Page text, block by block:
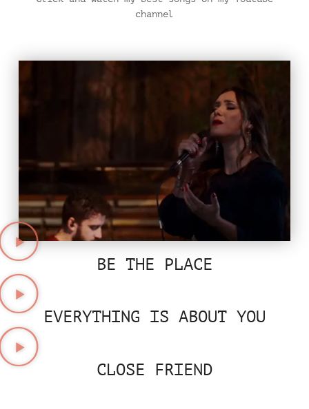
channel
BE THE PLACE
EVERYTHING IS ABOUT YOU
CLOSE FRIEND